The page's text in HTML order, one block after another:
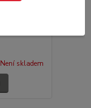
Není skladem